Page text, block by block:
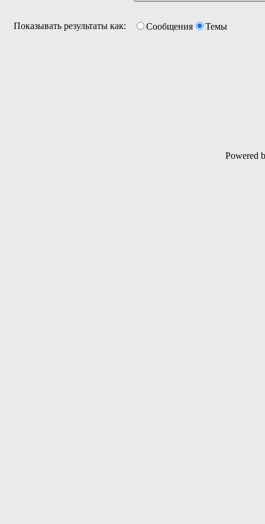
Показывать результаты как: Сообщения Темы
Powered